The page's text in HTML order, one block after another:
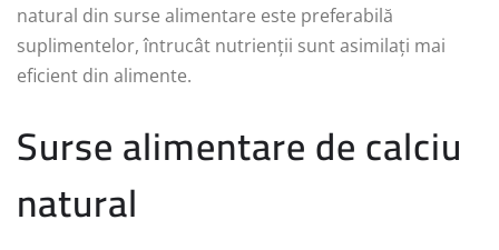
natural din surse alimentare este preferabilă
suplimentelor, întrucât nutrienții sunt asimilați mai
eficient din alimente.
Surse alimentare de calciu
natural